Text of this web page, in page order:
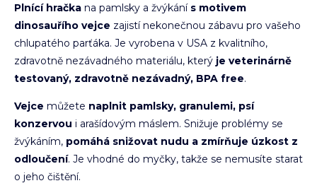
Plnící hračka na pamlsky a žvýkání s motivem
dinosauřího vejce zajistí nekonečnou zábavu pro vašeho
chlupatého parťáka. Je vyrobena v USA z kvalitního,
zdravotně nezávadného materiálu, který je veterinárně
testovaný, zdravotně nezávadný, BPA free.
Vejce můžete naplnit pamlsky, granulemi, psí
konzervou i arašídovým máslem. Snižuje problémy se
žvýkáním, pomáhá snižovat nudu a zmírňuje úzkost z
odloučení. Je vhodné do myčky, takže se nemusíte starat
o jeho čištění.